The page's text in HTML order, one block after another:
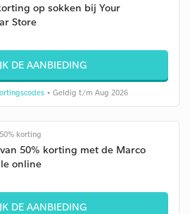
op sokken bij Your
Store
DE AANBIEDING
• Geldig t/m Aug 2026
korting
50% korting met de Marco
online
DE AANBIEDING